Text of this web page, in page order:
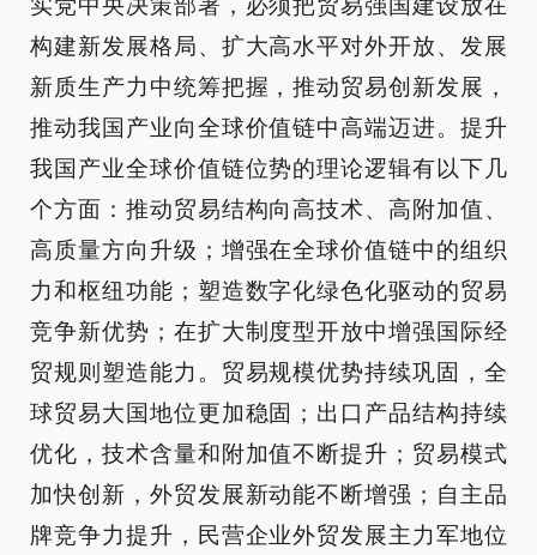
实党中央决策部署，必须把贸易强国建设放在
构建新发展格局、扩大高水平对外开放、发展
新质生产力中统筹把握，推动贸易创新发展，
推动我国产业向全球价值链中高端迈进。提升
我国产业全球价值链位势的理论逻辑有以下几
个方面：推动贸易结构向高技术、高附加值、
高质量方向升级；增强在全球价值链中的组织
力和枢纽功能；塑造数字化绿色化驱动的贸易
竞争新优势；在扩大制度型开放中增强国际经
贸规则塑造能力。贸易规模优势持续巩固，全
球贸易大国地位更加稳固；出口产品结构持续
优化，技术含量和附加值不断提升；贸易模式
加快创新，外贸发展新动能不断增强；自主品
牌竞争力提升，民营企业外贸发展主力军地位